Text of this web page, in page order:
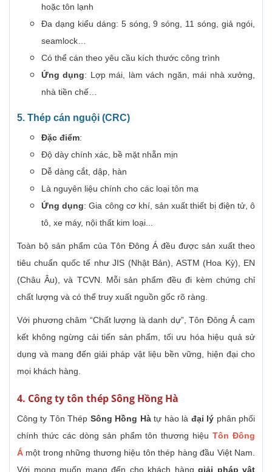
hoặc tôn lạnh
Đa dạng kiểu dáng: 5 sóng, 9 sóng, 11 sóng, giả ngói,
seamlock…
Có thể cán theo yêu cầu kích thước công trình
Ứng dụng: Lợp mái, làm vách ngăn, mái nhà xưởng,
nhà tiền chế…
5. Thép cán nguội (CRC)
Đặc điểm:
Độ dày chính xác, bề mặt nhẵn mịn
Dễ dàng cắt, dập, hàn
Là nguyên liệu chính cho các loại tôn mạ
Ứng dụng: Gia công cơ khí, sản xuất thiết bị điện tử, ô
tô, xe máy, nội thất kim loại...
Toàn bộ sản phẩm của Tôn Đông Á đều được sản xuất theo
tiêu chuẩn quốc tế như JIS (Nhật Bản), ASTM (Hoa Kỳ), EN
(Châu Âu), và TCVN. Mỗi sản phẩm đều đi kèm chứng chỉ
chất lượng và có thể truy xuất nguồn gốc rõ ràng.
Với phương châm “Chất lượng là danh dự”, Tôn Đông Á cam
kết không ngừng cải tiến sản phẩm, tối ưu hóa hiệu quả sử
dụng và mang đến giải pháp vật liệu bền vững, hiện đại cho
mọi khách hàng.
4. Công ty tôn thép Sông Hồng Hà
Công ty Tôn Thép Sông Hồng Hàtự hào là đại lý phân phối
chính thức các dòng sản phẩm tôn thương hiệuTôn Đông
Á một trong những thương hiệu tôn thép hàng đầu Việt Nam.
Với mong muốn mang đến cho khách hàng giải pháp vật